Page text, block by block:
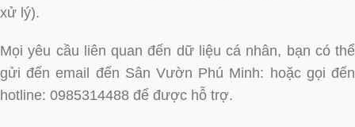
xử lý).
Mọi yêu cầu liên quan đến dữ liệu cá nhân, bạn có thể
gửi đến email đến Sân Vườn Phú Minh: hoặc gọi đến
hotline: 0985314488 để được hỗ trợ.